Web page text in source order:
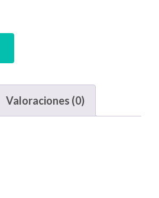
Valoraciones (0)